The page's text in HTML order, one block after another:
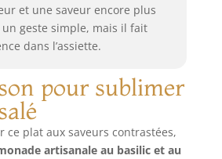
et une saveur encore plus
un geste simple, mais il fait
dans l’assiette.
pour sublimer
ce plat aux saveurs contrastées,
artisanale au basilic et au